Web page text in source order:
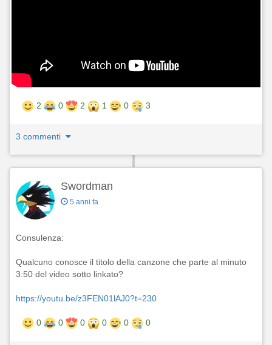
2 0 2 1 0 3
3 commenti
Swordman
5 anni fa
Consulenza:
Qualcuno conosce il titolo della canzone che parte al minuto
3:50 del video sotto linkato?
https://youtu.be/z3FEN01lAJ0?t=230
0 0 0 0 0 0